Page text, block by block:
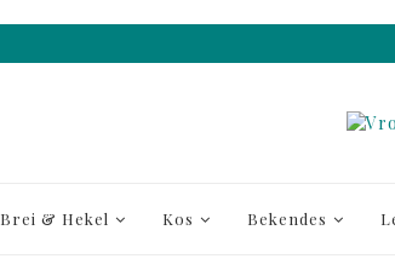
Brei & Hekel Kos Bekendes